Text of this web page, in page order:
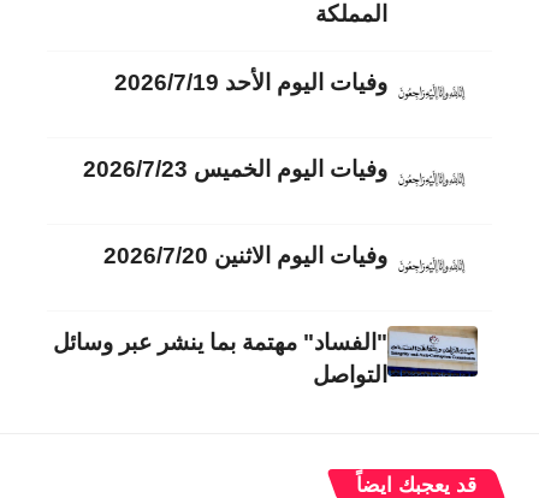
المملكة
وفيات اليوم الأحد 2026/7/19
وفيات اليوم الخميس 2026/7/23
وفيات اليوم الاثنين 2026/7/20
"الفساد" مهتمة بما ينشر عبر وسائل
التواصل
قد يعجبك ايضاً